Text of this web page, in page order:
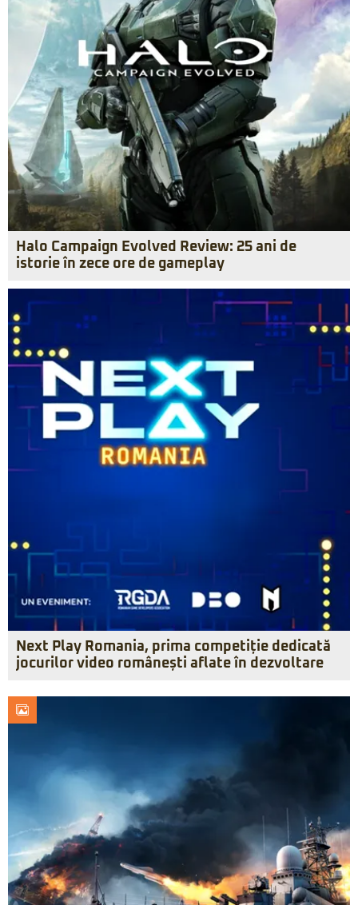
Halo Campaign Evolved Review: 25 ani de
istorie în zece ore de gameplay
Next Play Romania, prima competiție dedicată
jocurilor video românești aflate în dezvoltare